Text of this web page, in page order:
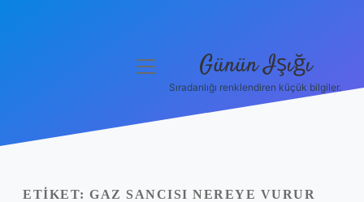
Yasal Uyarı
menüyü
Günün Işığı
Sıradanlığı renklendiren küçük bilgiler.
ETIKET: GAZ SANCISI NEREYE VURUR